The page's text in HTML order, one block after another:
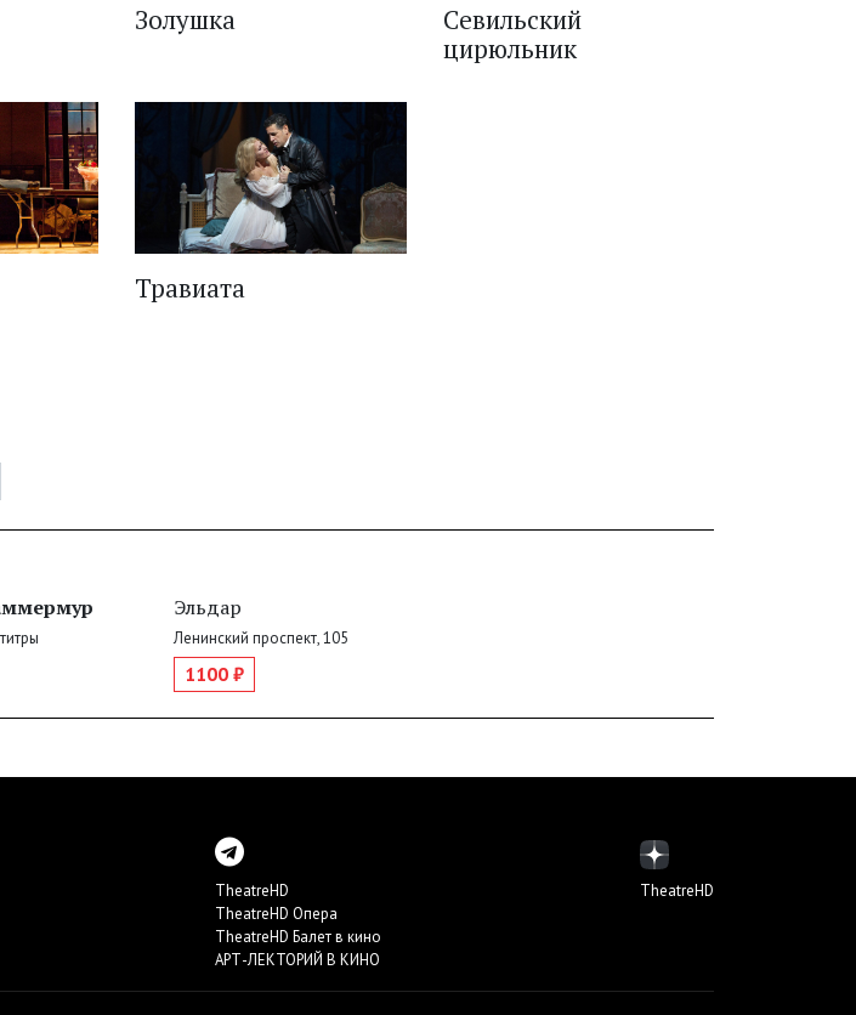
Золушка
Севильский
цирюльник
Травиата
Эльдар
Ленинский проспект, 105
1100 ₽
TheatreHD
TheatreHD Опера
TheatreHD Балет в кино
АРТ-ЛЕКТОРИЙ В КИНО
TheatreHD